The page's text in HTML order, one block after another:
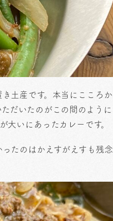
土産です。本当にこころか
だいたのがこの間のように
大いにあったカレーです。
たのはかえすがえすも残念